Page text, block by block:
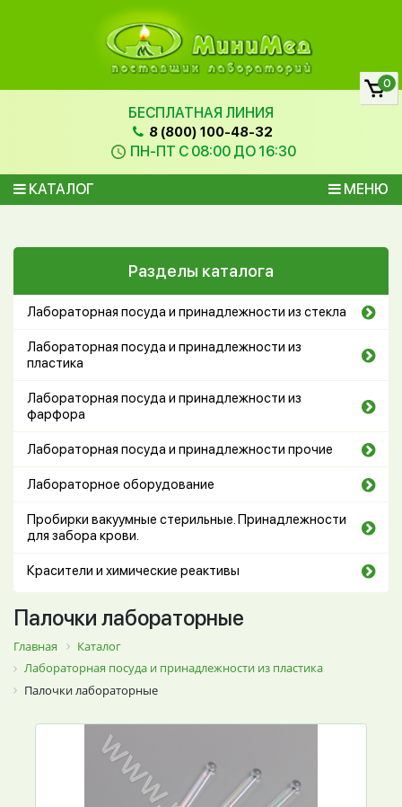
БЕСПЛАТНАЯ ЛИНИЯ
8 (800) 100-48-32
ПН-ПТ С 08:00 ДО 16:30
КАТАЛОГ МЕНЮ
0
Разделы каталога
Лабораторная посуда и принадлежности из стекла
Лабораторная посуда и принадлежности из
пластика
Лабораторная посуда и принадлежности из
фарфора
Лабораторная посуда и принадлежности прочие
Лабораторное оборудование
Пробирки вакуумные стерильные. Принадлежности
для забора крови.
Красители и химические реактивы
Палочки лабораторные
Главная
Каталог
Лабораторная посуда и принадлежности из пластика
Палочки лабораторные